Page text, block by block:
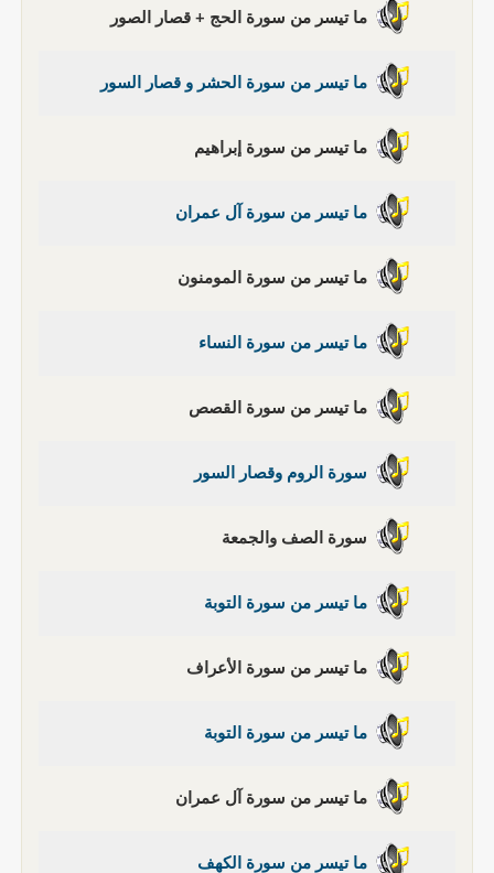
ما تيسر من سورة الحج + قصار الصور
ما تيسر من سورة الحشر و قصار السور
ما تيسر من سورة إبراهيم
ما تيسر من سورة آل عمران
ما تيسر من سورة المومنون
ما تيسر من سورة النساء
ما تيسر من سورة القصص
سورة الروم وقصار السور
سورة الصف والجمعة
ما تيسر من سورة التوبة
ما تيسر من سورة الأعراف
ما تيسر من سورة التوبة
ما تيسر من سورة آل عمران
ما تيسر من سورة الكهف